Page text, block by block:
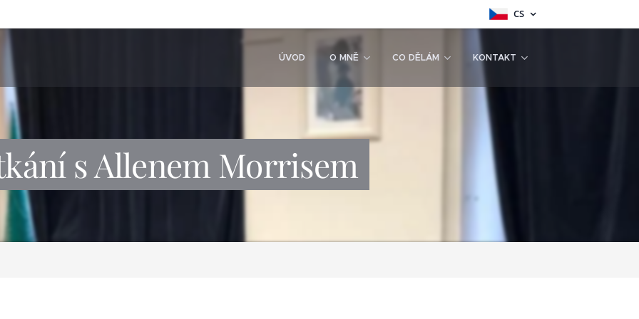
CS
ÚVOD O MNĚ CO DĚLÁM KONTAKT
s Allenem Morrisem